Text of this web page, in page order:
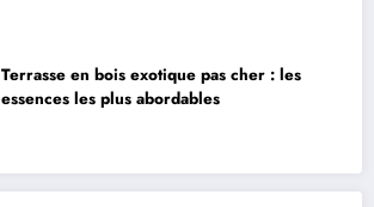
Terrasse en bois exotique pas cher : les
essences les plus abordables